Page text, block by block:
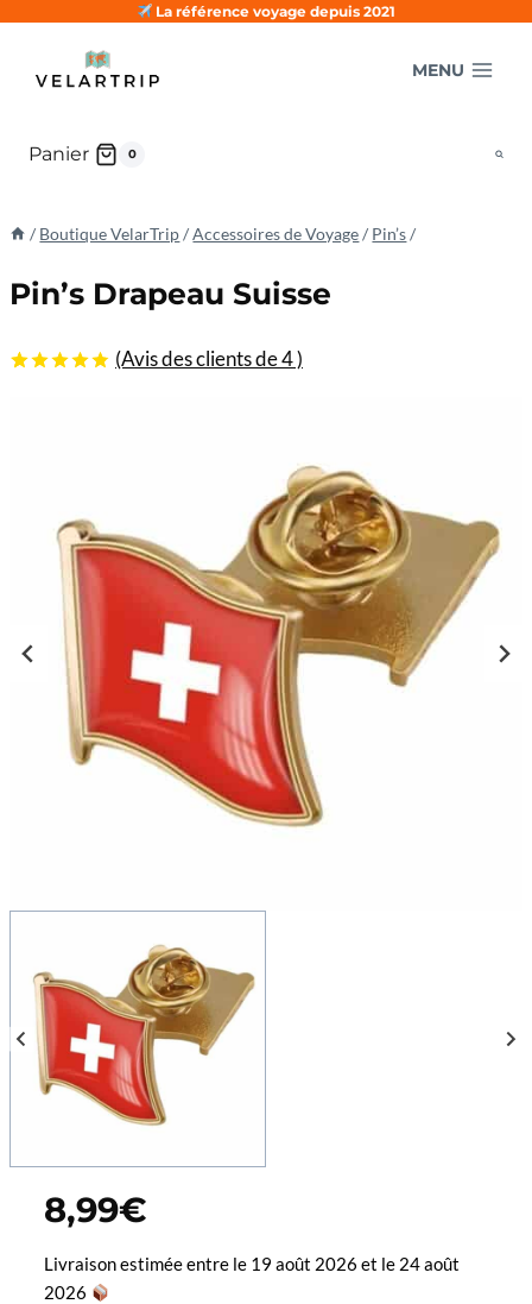
contenu
La référence voyage depuis 2021
MENU
Panier 0
/ Boutique VelarTrip / Accessoires de Voyage / Pin’s /
Pin’s Drapeau Suisse
(Avis des clients de4)
8,99€
Livraison estimée entre le 19 août 2026 et le 24 août
2026